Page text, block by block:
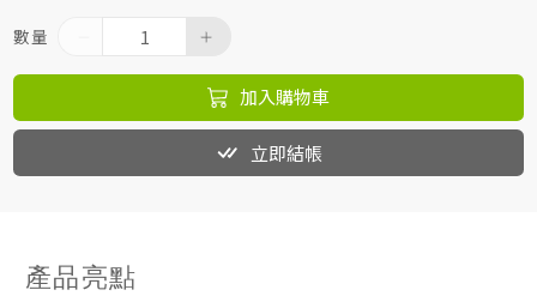
數量
加入購物車
立即結帳
產品亮點